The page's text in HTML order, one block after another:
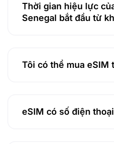
Thời gian hiệu lực
Senegal bắt đầu từ
Tôi có thể mua eSIM
eSIM có số điện